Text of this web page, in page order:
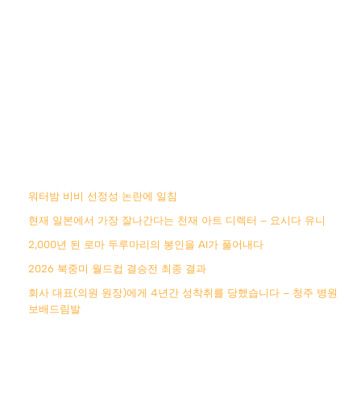
워터밤 비비 선정성 논란에 일침
현재 일본에서 가장 잘나간다는 천재 아트 디렉터 – 요시다 유니
2,000년 된 로마 두루마리의 봉인을 AI가 풀어내다
2026 북중미 월드컵 결승전 최종 결과
회사 대표(의원 원장)에게 4년간 성착취를 당했습니다 – 청주 병원
보배드림발